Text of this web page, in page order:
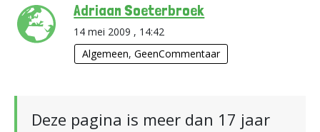
Adriaan Soeterbroek
14 mei 2009 , 14:42
Algemeen,GeenCommentaar
Deze pagina is meer dan 17 jaar